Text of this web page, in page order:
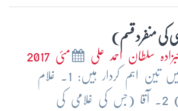
کی منفرد قسم)
سلطان احمد علی
مئی 2017
غلامی کی تھیوری میں تین اہم کردار ہیں: 1۔ غلام
(غلامی کرنے والا) 2۔ آقا (جس کی غلامی کی